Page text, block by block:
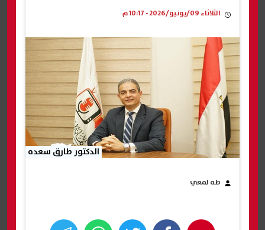
الثلاثاء 09/يونيو/2026 - 10:17 م
الدكتور طارق سعده
طه لمعي